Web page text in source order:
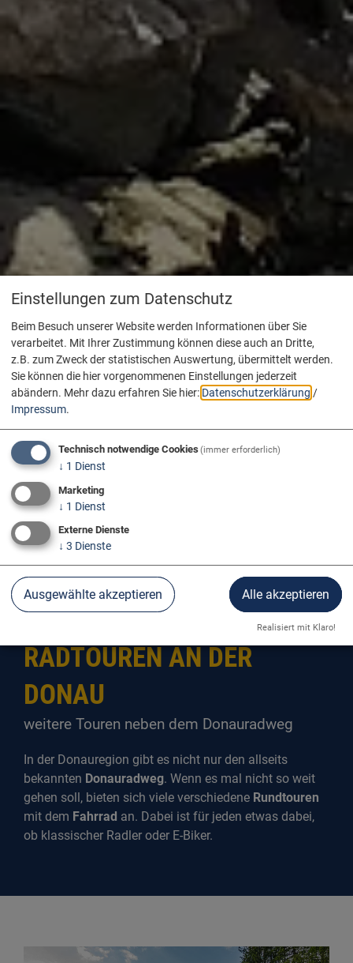
Radfahren
Donau Aktiv
RADTOUREN AN DER
DONAU
weitere Touren neben dem Donauradweg
In der Donauregion gibt es nicht nur den allseits
bekannten Donauradweg. Wenn es mal nicht so weit
gehen soll, bieten sich viele verschiedene Rundtouren
mit dem Fahrrad an. Dabei ist für jeden etwas dabei,
ob klassischer Radler oder E-Biker.
Einstellungen zum Datenschutz
Beim Besuch unserer Website werden Informationen über Sie
verarbeitet. Mit Ihrer Zustimmung können diese auch an Dritte,
z.B. zum Zweck der statistischen Auswertung, übermittelt werden.
Sie können die hier vorgenommenen Einstellungen jederzeit
abändern. Mehr dazu erfahren Sie hier: Datenschutzerklärung /
Impressum.
Technisch notwendige Cookies(immer erforderlich)
↓ 1 Dienst
Marketing
↓ 1 Dienst
Externe Dienste
↓ 3 Dienste
Ausgewählte akzeptieren Alle akzeptieren
Realisiert mit Klaro!